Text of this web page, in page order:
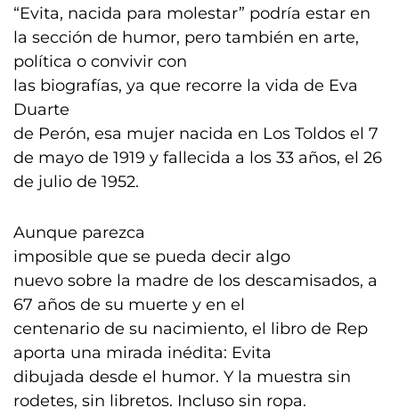
“Evita, nacida para molestar” podría estar en
la sección de humor, pero también en arte,
política o convivir con
las biografías, ya que recorre la vida de Eva
Duarte
de Perón, esa mujer nacida en Los Toldos el 7
de mayo de 1919 y fallecida a los 33 años, el 26
de julio de 1952.
Aunque parezca
imposible que se pueda decir algo
nuevo sobre la madre de los descamisados, a
67 años de su muerte y en el
centenario de su nacimiento, el libro de Rep
aporta una mirada inédita: Evita
dibujada desde el humor. Y la muestra sin
rodetes, sin libretos. Incluso sin ropa.